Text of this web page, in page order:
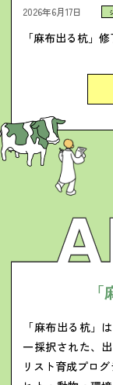
2026年6月17日
「麻布出る杭」
「
「麻布出る杭」
一採択された、
リスト育成プロ